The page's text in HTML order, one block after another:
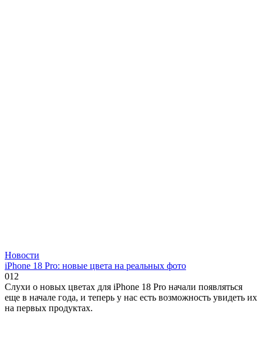
Новости
iPhone 18 Pro: новые цвета на реальных фото
012
Слухи о новых цветах для iPhone 18 Pro начали появляться
еще в начале года, и теперь у нас есть возможность увидеть их
на первых продуктах.